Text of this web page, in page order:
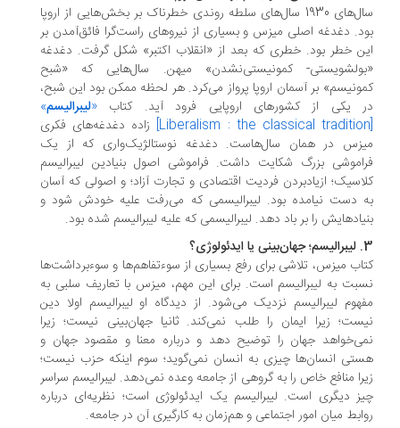
سال‌های 1930 سال‌های سلطه روندی خطرناک بر بخش‌هایی از اروپا
دغدغه اصلی میزس و بسیاری از نیروهای راست‌گرا فائق‌آمدن بر
خطر بود. خطری که بعد از «انقلاب اکتبر» شکل گرفت. دغدغه
کمونیستی‌نشدن» میهن. سال‌هایی که «شبح
بر آسمان اروپا پرواز می‌کرد. هر لحظه ممکن بود این شبح،
یکی از کشورهای اروپایی فرود آید. کتاب «لیبرالیسم»
زاده دغدغه‌های فکری
در همان سال‌هاست. دغدغه نوستالژیک‌واری که از یک
بزرگ شکایت داشت. فراموشی اصول بنیادین لیبرالیسم
ازیادبردن فردیت اقتصادی و تجارت آزاد؛ و اصولی که آسان
دست نیامده بود. لیبرالیسمی که می‌رفت علیه خودش شود و
را بر باد دهد. لیبرالیسمی که علیه لیبرالیسم شده بود.
میزس، تلاشی برای رفع بسیاری از سوءتفاهم‌ها و سوء‌برداشت‌ها
به لیبرالیسم است. برای این مهم، میزس با تعاریف سلبی به
لیبرالیسم نزدیک می‌شود. از دیدگاه او لیبرالیسم اولا دین
زیرا ایمان را طلب نمی‌کند. ثانیا جهان‌بینی نیست؛ زیرا
جهان را توضیح دهد و درباره معنا و مقصود جهان و
انسان‌ها چیزی به انسان نمی‌گوید؛ سوم اینکه حزب نیست؛
منافع خاص را به گروهی از جامعه وعده نمی‌دهد. لیبرالیسم سراسر
دیگری است. لیبرالیسم یک ایدئولوژی است؛ نظریه‌ای درباره
میان امور اجتماعی و هم‌زمان به کارگیری آن در جامعه.